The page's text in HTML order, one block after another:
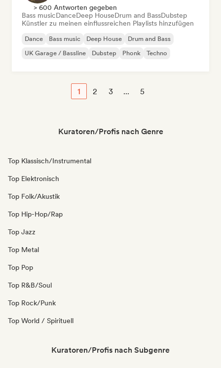
> 600 Antworten gegeben
Bass musicDanceDeep HouseDrum and BassDubstep
Künstler zu meinen einflussreichen Playlists hinzufügen
Dance Bass music Deep House
Drum and Bass
UK Garage / Bassline
Dubstep Phonk Techno
1 2 3 ... 5
Kuratoren/Profis nach Genre
Top Klassisch/Instrumental
Top Elektronisch
Top Folk/Akustik
Top Hip-Hop/Rap
Top Jazz
Top Metal
Top Pop
Top R&B/Soul
Top Rock/Punk
Top World / Spirituell
Kuratoren/Profis nach Subgenre